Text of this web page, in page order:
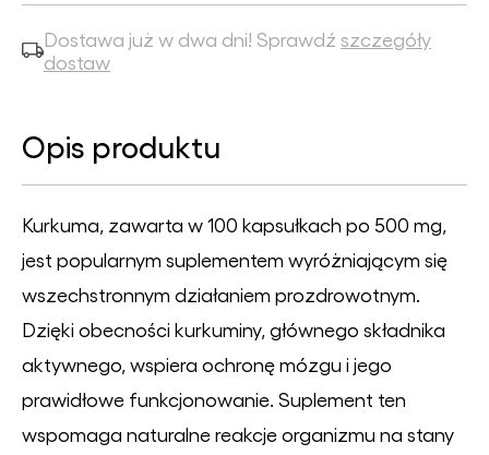
Dostawa już w dwa dni! Sprawdź szczegóły
dostaw
Opis produktu
Kurkuma, zawarta w 100 kapsułkach po 500 mg,
jest popularnym suplementem wyróżniającym się
wszechstronnym działaniem prozdrowotnym.
Dzięki obecności kurkuminy, głównego składnika
aktywnego, wspiera ochronę mózgu i jego
prawidłowe funkcjonowanie. Suplement ten
wspomaga naturalne reakcje organizmu na stany